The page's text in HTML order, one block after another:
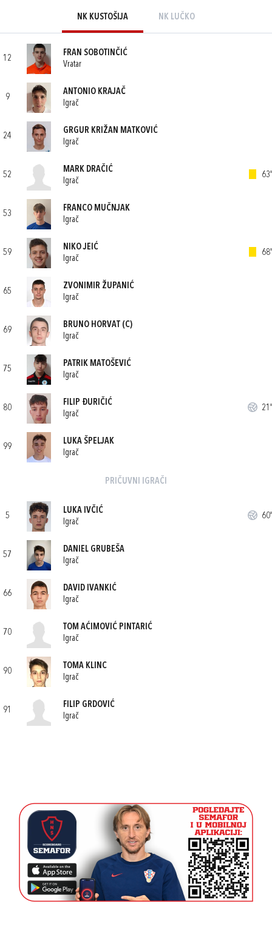
NK KUSTOŠIJA NK LUČKO
12
FRAN SOBOTINČIĆ
Vratar
9
ANTONIO KRAJAČ
Igrač
24
GRGUR KRIŽAN MATKOVIĆ
Igrač
52
MARK DRAČIĆ
Igrač
63'
53
FRANCO MUČNJAK
Igrač
59
NIKO JEIĆ
Igrač
68'
65
ZVONIMIR ŽUPANIĆ
Igrač
69
BRUNO HORVAT (C)
Igrač
75
PATRIK MATOŠEVIĆ
Igrač
80
FILIP ĐURIČIĆ
Igrač
21'
99
LUKA ŠPELJAK
Igrač
PRIČUVNI IGRAČI
5
LUKA IVČIĆ
Igrač
60'
57
DANIEL GRUBEŠA
Igrač
66
DAVID IVANKIĆ
Igrač
70
TOM AĆIMOVIĆ PINTARIĆ
Igrač
90
TOMA KLINC
Igrač
91
FILIP GRDOVIĆ
Igrač